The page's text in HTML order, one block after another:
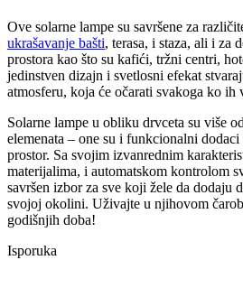
Ove solarne lampe su savršene za
ukrašavanje bašti, terasa, i staza, ali i za
prostora kao što su kafići, tržni centri,
jedinstven dizajn i svetlosni efekat
atmosferu, koja će očarati svakoga ko ih
Solarne lampe u obliku drvceta su više
elemenata – one su i funkcionalni
prostor. Sa svojim izvanrednim
materijalima, i automatskom kontrolom
savršen izbor za sve koji žele da dodaju
svojoj okolini. Uživajte u njihovom
godišnjih doba!
Isporuka